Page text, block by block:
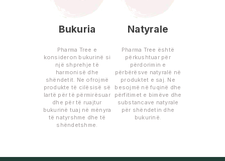
Bukuria
Pharma Tree e
konsideron bukurinë si
një shprehje të
harmonisë dhe
shëndetit. Ne ofrojmë
produkte të cilësisë së
lartë për të përmirësuar
dhe për të ruajtur
bukurinë tuaj në mënyra
të natyrshme dhe të
shëndetshme.
Natyrale
Pharma Tree është
përkushtuar për
përdorimin e
përbërësve natyralë në
produktet e saj. Ne
besojmë në fuqinë dhe
përfitimet e bimëve dhe
substancave natyrale
për shëndetin dhe
bukurinë.